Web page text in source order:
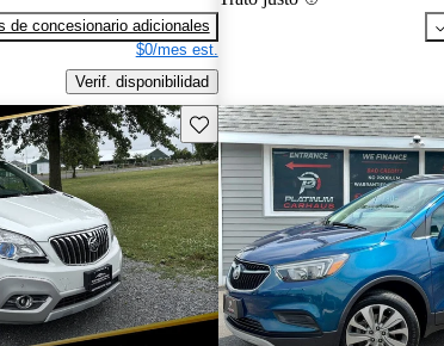
de concesionario adicionales
$0/mes est.
Verif. disponibilidad
Guarda este Aviso